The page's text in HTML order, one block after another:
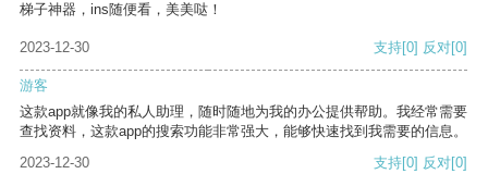
梯子神器，ins随便看，美美哒！
2023-12-30 支持[0] 反对[0]
游客
这款app就像我的私人助理，随时随地为我的办公提供帮助。我经常需要
查找资料，这款app的搜索功能非常强大，能够快速找到我需要的信息。
2023-12-30
支持[0] 反对[0]